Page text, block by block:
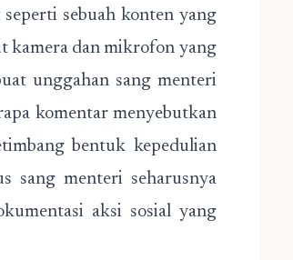
sebuah konten yang
kamera dan mikrofon yang
unggahan sang menteri
komentar menyebutkan
bentuk kepedulian
sang menteri seharusnya
aksi sosial yang